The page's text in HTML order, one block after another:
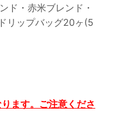
ド・赤米ブレンド・
リップバッグ20ヶ(5
ます。ご注意くださ